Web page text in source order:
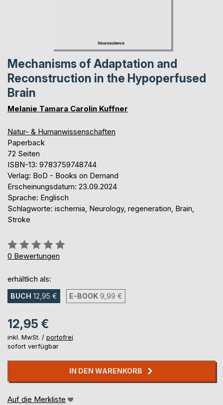
Mechanisms of Adaptation and
Reconstruction in the Hypoperfused
Brain
Melanie Tamara Carolin Kuffner
Natur- & Humanwissenschaften
Paperback
72 Seiten
ISBN-13: 9783759748744
Verlag: BoD - Books on Demand
Erscheinungsdatum: 23.09.2024
Sprache: Englisch
Schlagworte: ischemia, Neurology, regeneration, Brain,
Stroke
Bewertung::
0%
0 Bewertungen
erhältlich als:
BUCH 12,95 € E-BOOK 9,99 €
12,95 €
inkl. MwSt. / portofrei
sofort verfügbar
IN DEN WARENKORB
Auf die Merkliste